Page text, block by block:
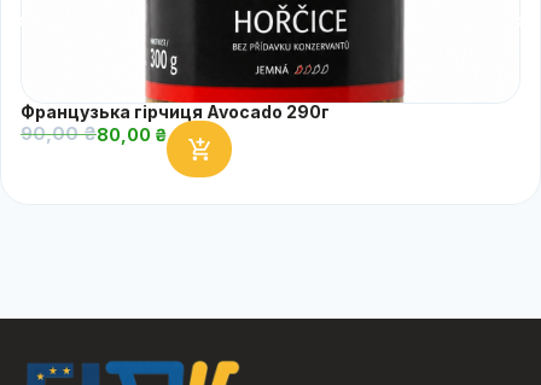
Французька гірчиця Avocado 290г
90,00₴80,00 ₴